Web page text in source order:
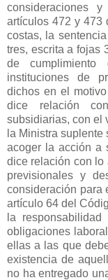
consideraciones
artículos 472 y 473
costas, la
tres, escrita a fojas
de
instituciones de
dichos en el
dice relación
subsidiarias, con el
la Ministra
acoger la acción a
dice relación con lo
previsionales y
consideración para
artículo 64 del
la
obligaciones
ellas a las que
existencia de
no ha entregado